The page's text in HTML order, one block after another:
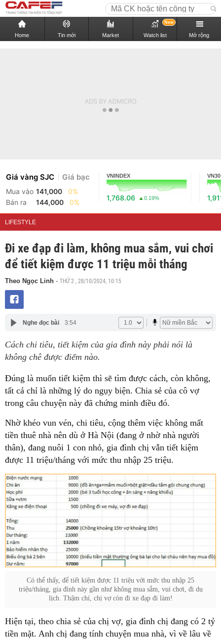
Home Tin mới Market Watch list
New
Mở rộng
Giá vàng SJC Giá bạc
Mua vào 141,000
0%
Bán ra
144,000 0%
VNINDEX
1,768.06 0.19%
VN30
LIFESTYLE
Đi xe đạp đi làm, không mua sắm, vui chơi
để tiết kiệm được 11 triệu mỗi tháng
Theo Ngọc Linh - THỨ 2 , 28/10/2024, 10:15
Nghe đọc bài 3:54
Cách chi tiêu, tiết kiệm của gia đình này phải nói là
không chê được điểm nào.
Đúng là muốn tiết kiệm thì sẽ tìm được cách, còn không,
tất cả chỉ là những lý do ngụy biện. Chia sẻ của cô vợ
trong câu chuyện này đã chứng minh điều đó.
Nhờ khéo vun vén, chi tiêu, cộng thêm việc không mất
tiền thuê nhà nên dù ở Hà Nội (đang ở nhờ nhà người
thân), đang nuôi 1 con nhỏ, gia đình chị vẫn tiết kiệm
được 11 triệu/tháng với mức thu nhập 25 triệu.
Có thể thấy, để tiết kiệm được 11 triệu với mức thu nhập 25
triệu/tháng, gia đình này gần như không mua sắm, vui chơi, đi du
lịch. Thậm chí, chị vợ còn đi xe đạp đi làm!
Hiện tại, theo chia sẻ của chị vợ, gia đình chị đang có 2 tỷ
tiền mặt. Anh chị đang tính chuyện mua nhà, vì về lâu về